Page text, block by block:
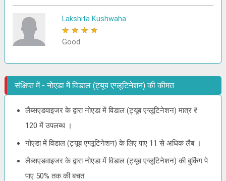
Lakshita Kushwaha
★ ★ ★ ★
Good
संक्षिप्त में - नोएडा में विडाल (ट्यूब एग्लूटिनेशन) की कीमत
लैब्सएडवाइजर के द्वारा नोएडा में विडाल (ट्यूब एग्लूटिनेशन) मात्र ₹
120 में उपलब्ध ।
नोएडा में विडाल (ट्यूब एग्लूटिनेशन) के लिए पाए 11 से अधिक लैब ।
लैब्सएडवाइजर के द्वारा नोएडा में विडाल (ट्यूब एग्लूटिनेशन) की बुकिंग पे
पाए 50% तक की बचत